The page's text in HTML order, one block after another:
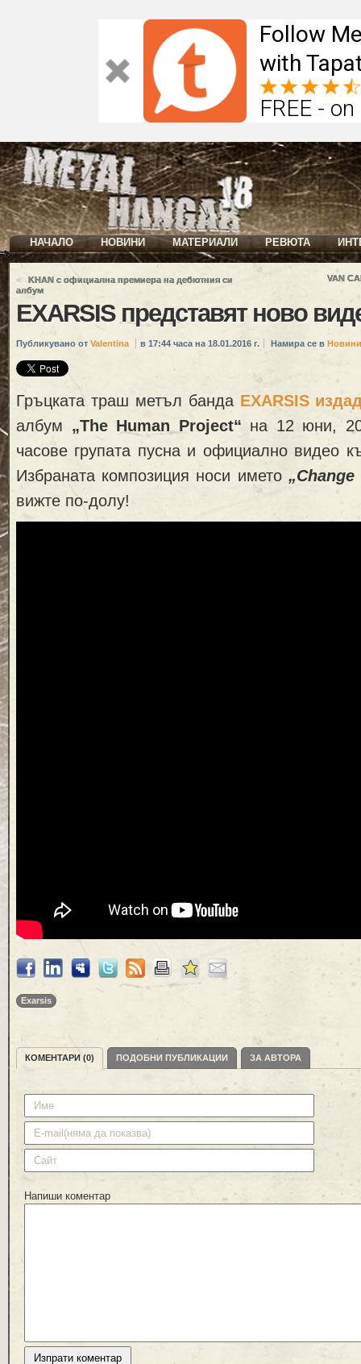
Follow
with
FREE -
НАЧАЛО НОВИНИ МАТЕРИАЛИ РЕВЮТА
«
KHAN с официална премиера на дебютния си
албум
VAN
EXARSIS представят ново
Публикувано от Valentina в 17:44 часа на 18.01.2016 г. Намира се в Новини
Гръцката траш метъл банда EXARSIS
албум „The Human Project“ на 12 юни,
часове групата пусна и официално видео
Избраната композиция носи името
вижте по-долу!
Exarsis
КОМЕНТАРИ (0) ПОДОБНИ ПУБЛИКАЦИИ ЗА АВТОРА
Напиши коментар